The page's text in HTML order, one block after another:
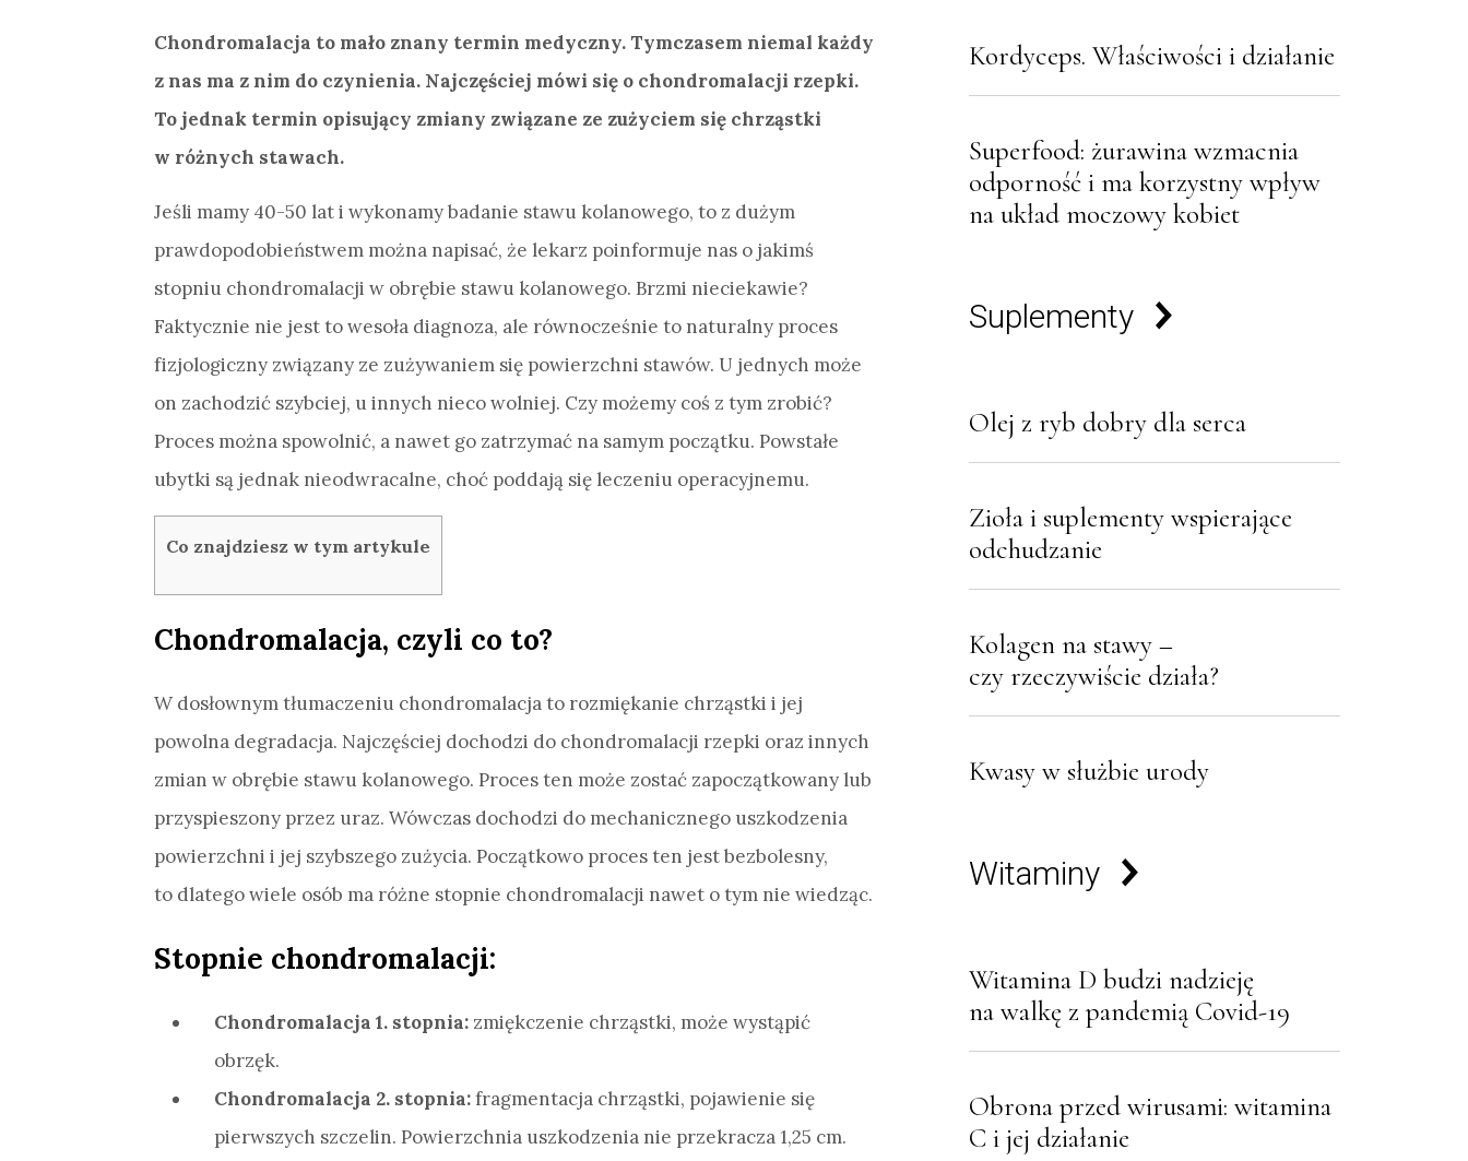
Chondromalacja to mało znany termin medyczny. Tymczasem niemal każdy
z nas ma z nim do czynienia. Najczęściej mówi się o chondromalacji rzepki.
To jednak termin opisujący zmiany związane ze zużyciem się chrząstki
w różnych stawach.
Jeśli mamy 40-50 lat i wykonamy badanie stawu kolanowego, to z dużym
prawdopodobieństwem można napisać, że lekarz poinformuje nas o jakimś
stopniu chondromalacji w obrębie stawu kolanowego. Brzmi nieciekawie?
Faktycznie nie jest to wesoła diagnoza, ale równocześnie to naturalny proces
fizjologiczny związany ze zużywaniem się powierzchni stawów. U jednych może
on zachodzić szybciej, u innych nieco wolniej. Czy możemy coś z tym zrobić?
Proces można spowolnić, a nawet go zatrzymać na samym początku. Powstałe
ubytki są jednak nieodwracalne, choć poddają się leczeniu operacyjnemu.
Co znajdziesz w tym artykule
Chondromalacja, czyli co to?
W dosłownym tłumaczeniu chondromalacja to rozmiękanie chrząstki i jej
powolna degradacja. Najczęściej dochodzi do chondromalacji rzepki oraz innych
zmian w obrębie stawu kolanowego. Proces ten może zostać zapoczątkowany lub
przyspieszony przez uraz. Wówczas dochodzi do mechanicznego uszkodzenia
powierzchni i jej szybszego zużycia. Początkowo proces ten jest bezbolesny,
to dlatego wiele osób ma różne stopnie chondromalacji nawet o tym nie wiedząc.
Stopnie chondromalacji:
Chondromalacja 1. stopnia: zmiękczenie chrząstki, może wystąpić
obrzęk.
Chondromalacja 2. stopnia:fragmentacja chrząstki, pojawienie się
pierwszych szczelin. Powierzchnia uszkodzenia nie przekracza 1,25 cm.
Kordyceps. Właściwości i działanie
Superfood: żurawina wzmacnia
odporność i ma korzystny wpływ
na układ moczowy kobiet
Suplementy
Olej z ryb dobry dla serca
Zioła i suplementy wspierające
odchudzanie
Kolagen na stawy –
czy rzeczywiście działa?
Kwasy w służbie urody
Witaminy
Witamina D budzi nadzieję
na walkę z pandemią Covid-19
Obrona przed wirusami: witamina
C i jej działanie